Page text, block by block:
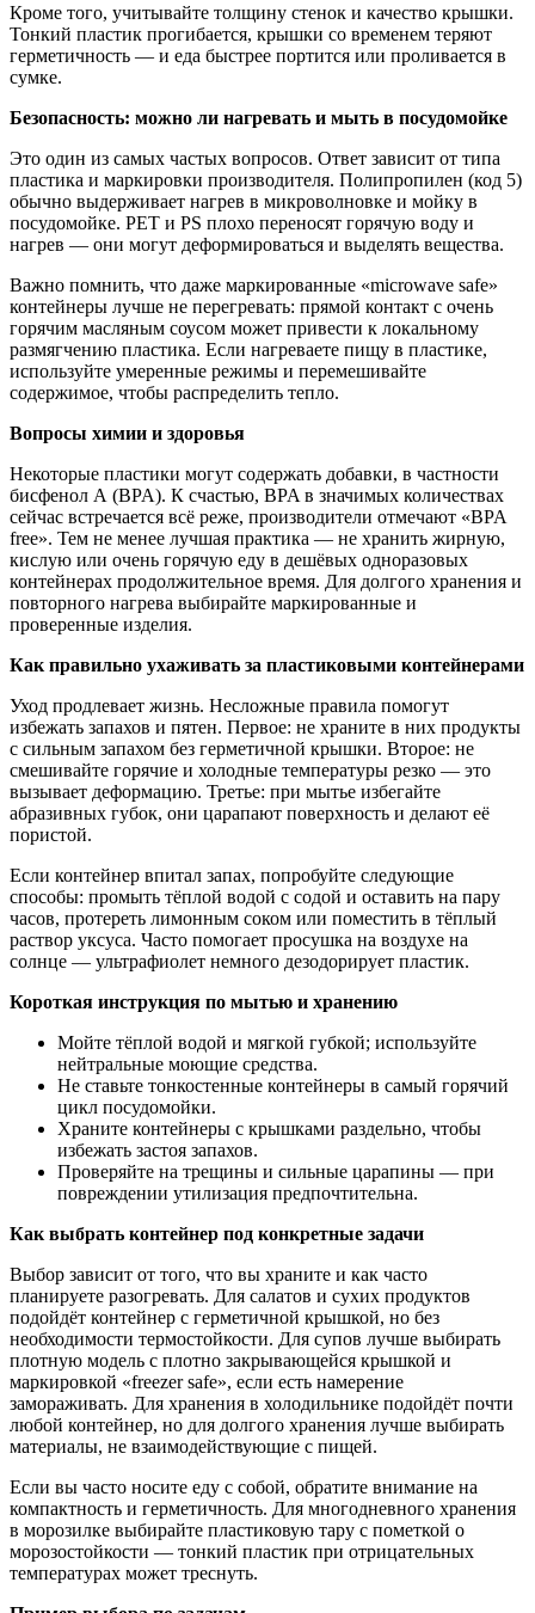
Кроме того, учитывайте толщину стенок и качество крышки.
Тонкий пластик прогибается, крышки со временем теряют
герметичность — и еда быстрее портится или проливается в
сумке.
Безопасность: можно ли нагревать и мыть в посудомойке
Это один из самых частых вопросов. Ответ зависит от типа
пластика и маркировки производителя. Полипропилен (код 5)
обычно выдерживает нагрев в микроволновке и мойку в
посудомойке. PET и PS плохо переносят горячую воду и
нагрев — они могут деформироваться и выделять вещества.
Важно помнить, что даже маркированные «microwave safe»
контейнеры лучше не перегревать: прямой контакт с очень
горячим масляным соусом может привести к локальному
размягчению пластика. Если нагреваете пищу в пластике,
используйте умеренные режимы и перемешивайте
содержимое, чтобы распределить тепло.
Вопросы химии и здоровья
Некоторые пластики могут содержать добавки, в частности
бисфенол А (BPA). К счастью, BPA в значимых количествах
сейчас встречается всё реже, производители отмечают «BPA
free». Тем не менее лучшая практика — не хранить жирную,
кислую или очень горячую еду в дешёвых одноразовых
контейнерах продолжительное время. Для долгого хранения и
повторного нагрева выбирайте маркированные и
проверенные изделия.
Как правильно ухаживать за пластиковыми контейнерами
Уход продлевает жизнь. Несложные правила помогут
избежать запахов и пятен. Первое: не храните в них продукты
с сильным запахом без герметичной крышки. Второе: не
смешивайте горячие и холодные температуры резко — это
вызывает деформацию. Третье: при мытье избегайте
абразивных губок, они царапают поверхность и делают её
пористой.
Если контейнер впитал запах, попробуйте следующие
способы: промыть тёплой водой с содой и оставить на пару
часов, протереть лимонным соком или поместить в тёплый
раствор уксуса. Часто помогает просушка на воздухе на
солнце — ультрафиолет немного дезодорирует пластик.
Короткая инструкция по мытью и хранению
Мойте тёплой водой и мягкой губкой; используйте
нейтральные моющие средства.
Не ставьте тонкостенные контейнеры в самый горячий
цикл посудомойки.
Храните контейнеры с крышками раздельно, чтобы
избежать застоя запахов.
Проверяйте на трещины и сильные царапины — при
повреждении утилизация предпочтительна.
Как выбрать контейнер под конкретные задачи
Выбор зависит от того, что вы храните и как часто
планируете разогревать. Для салатов и сухих продуктов
подойдёт контейнер с герметичной крышкой, но без
необходимости термостойкости. Для супов лучше выбирать
плотную модель с плотно закрывающейся крышкой и
маркировкой «freezer safe», если есть намерение
замораживать. Для хранения в холодильнике подойдёт почти
любой контейнер, но для долгого хранения лучше выбирать
материалы, не взаимодействующие с пищей.
Если вы часто носите еду с собой, обратите внимание на
компактность и герметичность. Для многодневного хранения
в морозилке выбирайте пластиковую тару с пометкой о
морозостойкости — тонкий пластик при отрицательных
температурах может треснуть.